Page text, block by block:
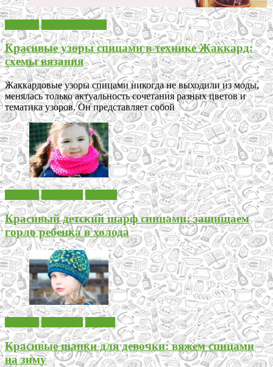
Красивые узоры спицами в технике Жаккард:
схемы вязания
Жаккардовые узоры спицами никогда не выходили из моды,
менялась только актуальность сочетания разных цветов и
тематика узоров. Он представляет собой
Красивый детский шарф спицами: защищаем
горло ребенка в холода
Красивые шапки для девочки: вяжем спицами
на зиму